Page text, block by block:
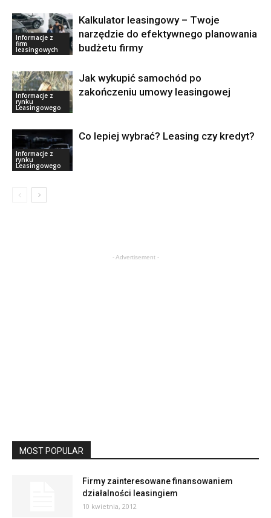
Informacje z
firm
leasingowych
Kalkulator leasingowy – Twoje
narzędzie do efektywnego planowania
budżetu firmy
Informacje z
rynku
Leasingowego
Jak wykupić samochód po
zakończeniu umowy leasingowej
Informacje z
rynku
Leasingowego
Co lepiej wybrać? Leasing czy kredyt?
- Advertisement -
MOST POPULAR
Firmy zainteresowane finansowaniem
działalności leasingiem
10 kwietnia, 2012